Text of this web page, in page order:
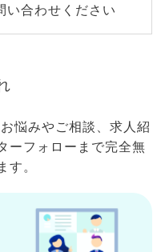
い合わせください
悩みやご相談、求人紹
ーフォローまで完全無
。